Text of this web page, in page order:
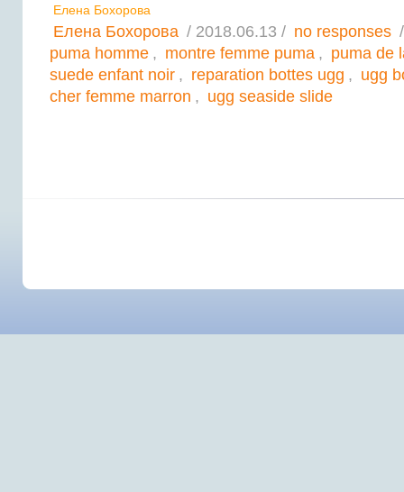
Елена Бохорова
Елена Бохорова / 2018.06.13 / no responses
puma homme , montre femme puma , puma de
suede enfant noir , reparation bottes ugg , ugg
cher femme marron , ugg seaside slide